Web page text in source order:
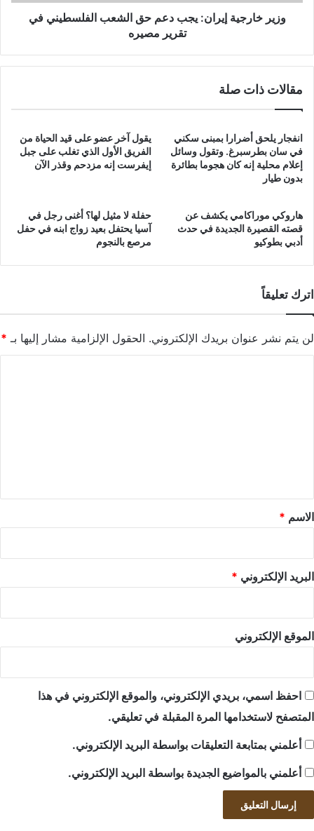
تقريروزير خارجية إيران: يجب دعم حق الشعب الفلسطيني في
تقرير مصيره
مقالات ذات صلة
انفجار يلحق أضرارا بمبنى سكني
في سان بطرسبرغ. وتقول وسائل
إعلام محلية إنه كان هجوما بطائرة
بدون طيار
يقول آخر عضو على قيد الحياة من
الفريق الأول الذي تغلب على جبل
إيفرست إنه مزدحم وقذر الآن
هاروكي موراكامي يكشف عن
قصته القصيرة الجديدة في حدث
أدبي بطوكيو
حفلة لا مثيل لها؟ أغنى رجل في
آسيا يحتفل بعيد زواج ابنه في حفل
مرصع بالنجوم
اترك تعليقاً
لن يتم نشر عنوان بريدك الإلكتروني. الحقول الإلزامية مشار إليها بـ *
*
الاسم *
البريد الإلكتروني *
الموقع الإلكتروني
احفظ اسمي، بريدي الإلكتروني، والموقع الإلكتروني في هذا
المتصفح لاستخدامها المرة المقبلة في تعليقي.
أعلمني بمتابعة التعليقات بواسطة البريد الإلكتروني.
أعلمني بالمواضيع الجديدة بواسطة البريد الإلكتروني.